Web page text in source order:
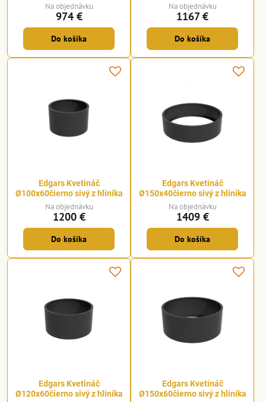
Na objednávku
974 €
Do košíka
Na objednávku
1167 €
Do košíka
Edgars Kvetináč
Ø100x60čierno sivý z hliníka
Na objednávku
1200 €
Do košíka
Edgars Kvetináč
Ø150x40čierno sivý z hliníka
Na objednávku
1409 €
Do košíka
Edgars Kvetináč
Ø120x60čierno sivý z hliníka
Edgars Kvetináč
Ø150x60čierno sivý z hliníka